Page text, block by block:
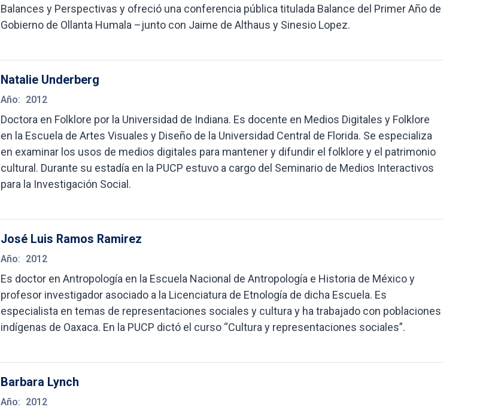
Balances y Perspectivas y ofreció una conferencia pública titulada Balance del Primer Año de
Gobierno de Ollanta Humala –junto con Jaime de Althaus y Sinesio Lopez.
Natalie Underberg
Año: 2012
Doctora en Folklore por la Universidad de Indiana. Es docente en Medios Digitales y Folklore
en la Escuela de Artes Visuales y Diseño de la Universidad Central de Florida. Se especializa
en examinar los usos de medios digitales para mantener y difundir el folklore y el patrimonio
cultural. Durante su estadía en la PUCP estuvo a cargo del Seminario de Medios Interactivos
para la Investigación Social.
José Luis Ramos Ramirez
Año: 2012
Es doctor en Antropología en la Escuela Nacional de Antropología e Historia de México y
profesor investigador asociado a la Licenciatura de Etnología de dicha Escuela. Es
especialista en temas de representaciones sociales y cultura y ha trabajado con poblaciones
indígenas de Oaxaca. En la PUCP dictó el curso “Cultura y representaciones sociales”.
Barbara Lynch
Año: 2012